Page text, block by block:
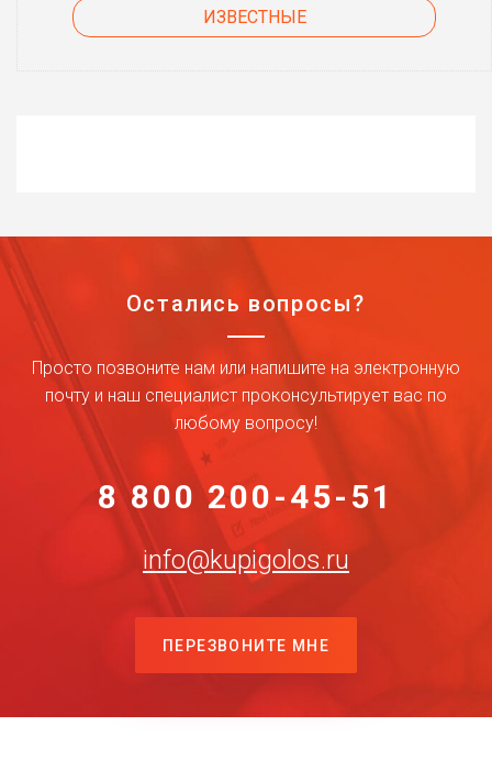
ИЗВЕСТНЫЕ
Остались вопросы?
Просто позвоните нам или напишите на электронную
почту и наш специалист проконсультирует вас по
любому вопросу!
8 800 200-45-51
info@kupigolos.ru
ПЕРЕЗВОНИТЕ МНЕ